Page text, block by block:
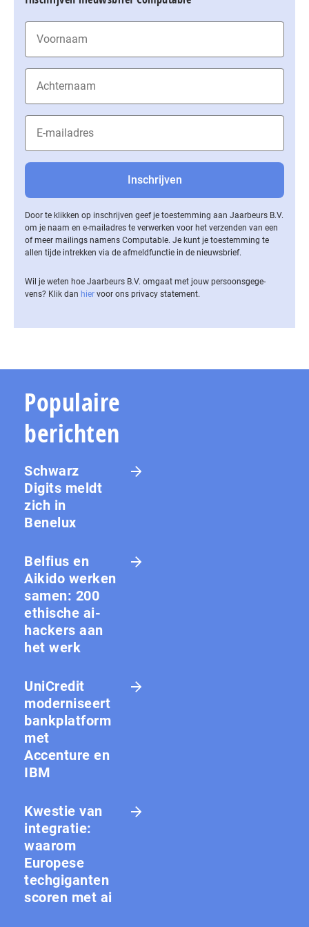
Door te klikken op inschrijven geef je toestemming aan Jaarbeurs B.V.
om je naam en e-mailadres te verwerken voor het verzenden van een
of meer mailings namens Computable. Je kunt je toestemming te
allen tijde intrekken via de af­meld­func­tie in de nieuwsbrief.
Wil je weten hoe Jaarbeurs B.V. omgaat met jouw per­soons­ge­ge­
vens? Klik dan hier voor ons privacy statement.
Populaire
berichten
Schwarz
Digits meldt
zich in
Benelux
Belfius en
Aikido werken
samen: 200
ethische ai-
hackers aan
het werk
UniCredit
moderniseert
bankplatform
met
Accenture en
IBM
Kwestie van
integratie:
waarom
Europese
techgiganten
scoren met ai